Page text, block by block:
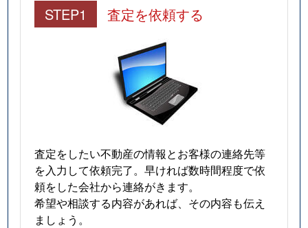
STEP1 査定を依頼する
査定をしたい不動産の情報とお客様の連絡先等
を入力して依頼完了。早ければ数時間程度で依
頼をした会社から連絡がきます。
希望や相談する内容があれば、その内容も伝え
ましょう。